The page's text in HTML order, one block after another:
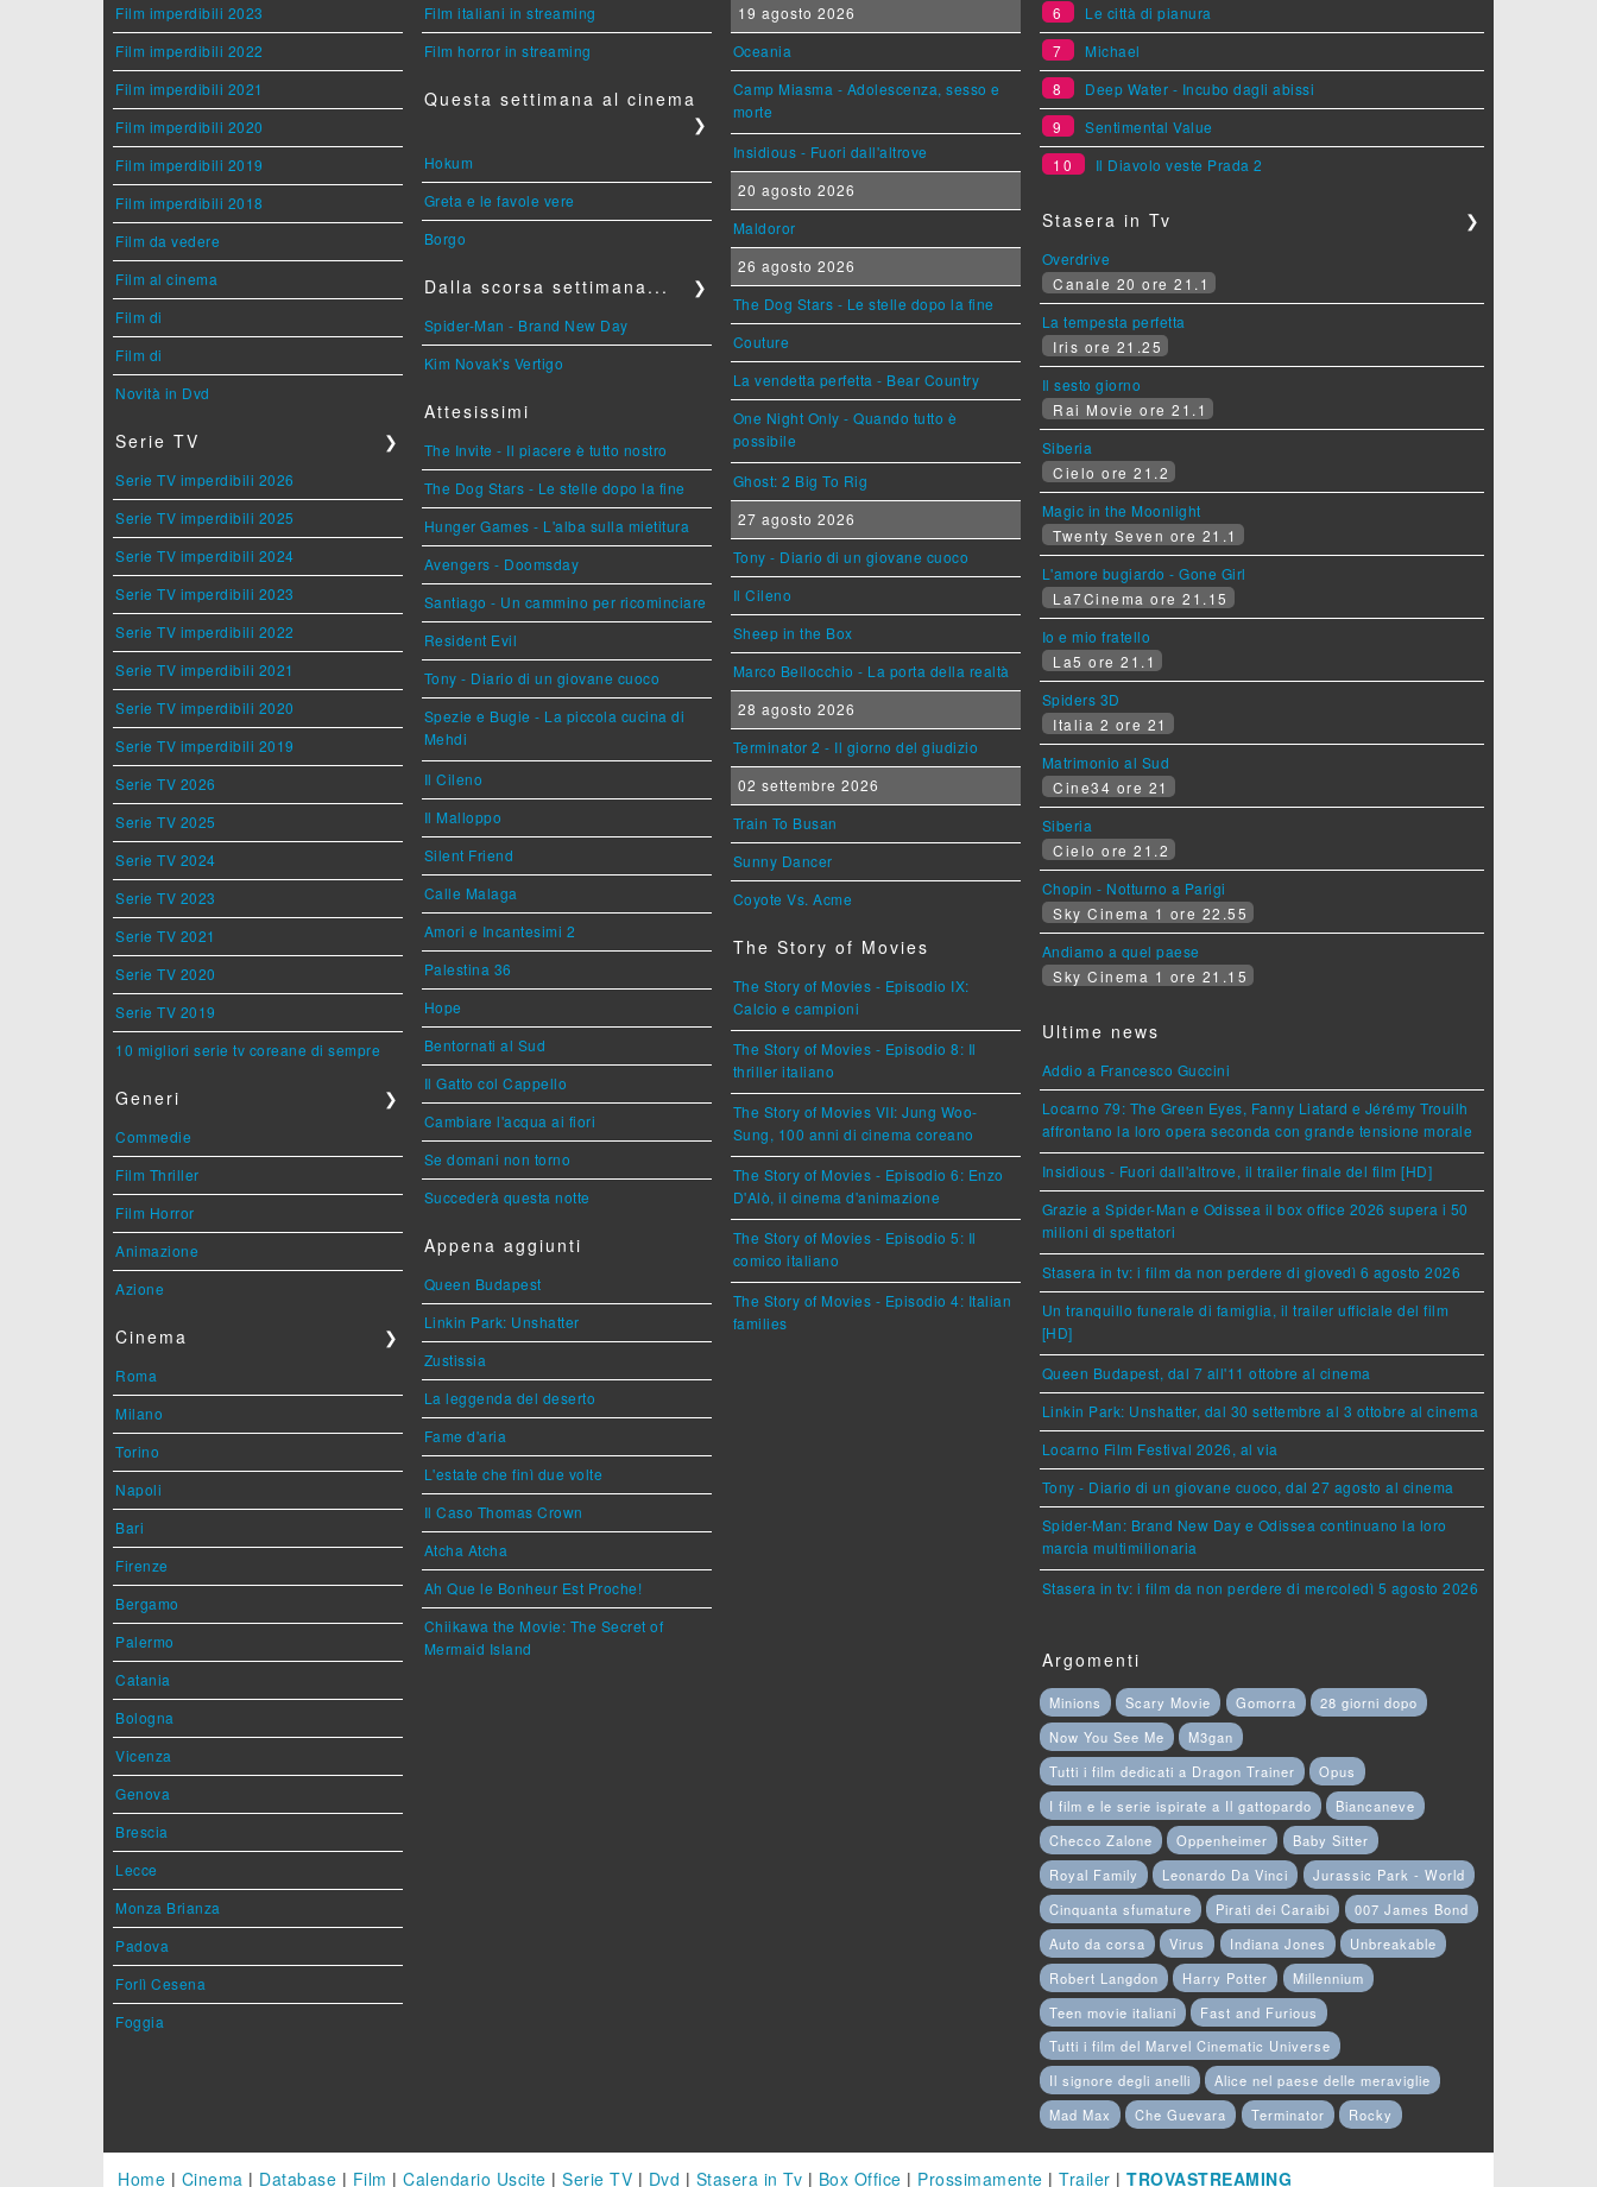
Film imperdibili 2023
Film imperdibili 2022
Film imperdibili 2021
Film imperdibili 2020
Film imperdibili 2019
Film imperdibili 2018
Film da vedere
Film al cinema
Film di
Film di
Novità in Dvd
Serie TV ❯
Serie TV imperdibili 2026
Serie TV imperdibili 2025
Serie TV imperdibili 2024
Serie TV imperdibili 2023
Serie TV imperdibili 2022
Serie TV imperdibili 2021
Serie TV imperdibili 2020
Serie TV imperdibili 2019
Serie TV 2026
Serie TV 2025
Serie TV 2024
Serie TV 2023
Serie TV 2021
Serie TV 2020
Serie TV 2019
10 migliori serie tv coreane di sempre
Generi ❯
Commedie
Film Thriller
Film Horror
Animazione
Azione
Cinema ❯
Roma
Milano
Torino
Napoli
Bari
Firenze
Bergamo
Palermo
Catania
Bologna
Vicenza
Genova
Brescia
Lecce
Monza Brianza
Padova
Forlì Cesena
Foggia
Film italiani in streaming
Film horror in streaming
Questa settimana al cinema
❯
Hokum
Greta e le favole vere
Borgo
Dalla scorsa settimana... ❯
Spider-Man - Brand New Day
Kim Novak's Vertigo
Attesissimi
The Invite - Il piacere è tutto nostro
The Dog Stars - Le stelle dopo la fine
Hunger Games - L'alba sulla mietitura
Avengers - Doomsday
Santiago - Un cammino per ricominciare
Resident Evil
Tony - Diario di un giovane cuoco
Spezie e Bugie - La piccola cucina di
Mehdi
Il Cileno
Il Malloppo
Silent Friend
Calle Malaga
Amori e Incantesimi 2
Palestina 36
Hope
Bentornati al Sud
Il Gatto col Cappello
Cambiare l'acqua ai fiori
Se domani non torno
Succederà questa notte
Appena aggiunti
Queen Budapest
Linkin Park: Unshatter
Zustissia
La leggenda del deserto
Fame d'aria
L'estate che finì due volte
Il Caso Thomas Crown
Atcha Atcha
Ah Que le Bonheur Est Proche!
Chiikawa the Movie: The Secret of
Mermaid Island
19 agosto 2026
Oceania
Camp Miasma - Adolescenza, sesso e
morte
Insidious - Fuori dall'altrove
20 agosto 2026
Maldoror
26 agosto 2026
The Dog Stars - Le stelle dopo la fine
Couture
La vendetta perfetta - Bear Country
One Night Only - Quando tutto è
possibile
Ghost: 2 Big To Rig
27 agosto 2026
Tony - Diario di un giovane cuoco
Il Cileno
Sheep in the Box
Marco Bellocchio - La porta della realtà
28 agosto 2026
Terminator 2 - Il giorno del giudizio
02 settembre 2026
Train To Busan
Sunny Dancer
Coyote Vs. Acme
The Story of Movies
The Story of Movies - Episodio IX:
Calcio e campioni
The Story of Movies - Episodio 8: Il
thriller italiano
The Story of Movies VII: Jung Woo-
Sung, 100 anni di cinema coreano
The Story of Movies - Episodio 6: Enzo
D'Alò, il cinema d'animazione
The Story of Movies - Episodio 5: Il
comico italiano
The Story of Movies - Episodio 4: Italian
families
6
Le città di pianura
7
Michael
8
Deep Water - Incubo dagli abissi
9
Sentimental Value
10
Il Diavolo veste Prada 2
Stasera in Tv ❯
Overdrive
Canale 20 ore 21.1
La tempesta perfetta
Iris ore 21.25
Il sesto giorno
Rai Movie ore 21.1
Siberia
Cielo ore 21.2
Magic in the Moonlight
Twenty Seven ore 21.1
L'amore bugiardo - Gone Girl
La7Cinema ore 21.15
Io e mio fratello
La5 ore 21.1
Spiders 3D
Italia 2 ore 21
Matrimonio al Sud
Cine34 ore 21
Siberia
Cielo ore 21.2
Chopin - Notturno a Parigi
Sky Cinema 1 ore 22.55
Andiamo a quel paese
Sky Cinema 1 ore 21.15
Ultime news
Addio a Francesco Guccini
Locarno 79: The Green Eyes, Fanny Liatard e Jérémy Trouilh
affrontano la loro opera seconda con grande tensione morale
Insidious - Fuori dall'altrove, il trailer finale del film [HD]
Grazie a Spider-Man e Odissea il box office 2026 supera i 50
milioni di spettatori
Stasera in tv: i film da non perdere di giovedì 6 agosto 2026
Un tranquillo funerale di famiglia, il trailer ufficiale del film
[HD]
Queen Budapest, dal 7 all'11 ottobre al cinema
Linkin Park: Unshatter, dal 30 settembre al 3 ottobre al cinema
Locarno Film Festival 2026, al via
Tony - Diario di un giovane cuoco, dal 27 agosto al cinema
Spider-Man: Brand New Day e Odissea continuano la loro
marcia multimilionaria
Stasera in tv: i film da non perdere di mercoledì 5 agosto 2026
Argomenti
Minions Scary Movie Gomorra
28 giorni dopo
Now You See Me
M3gan
Tutti i film dedicati a Dragon Trainer
Opus
I film e le serie ispirate a Il gattopardo
Biancaneve
Checco Zalone
Oppenheimer
Baby Sitter
Royal Family
Leonardo Da Vinci
Jurassic Park - World
Cinquanta sfumature
Pirati dei Caraibi
007 James Bond
Auto da corsa
Virus Indiana Jones
Unbreakable
Robert Langdon
Harry Potter
Millennium
Teen movie italiani
Fast and Furious
Tutti i film del Marvel Cinematic Universe
Il signore degli anelli
Alice nel paese delle meraviglie
Mad Max
Che Guevara Terminator Rocky
Home | Cinema | Database | Film | Calendario Uscite | Serie TV | Dvd | Stasera in Tv | Box Office | Prossimamente | Trailer | TROVASTREAMING